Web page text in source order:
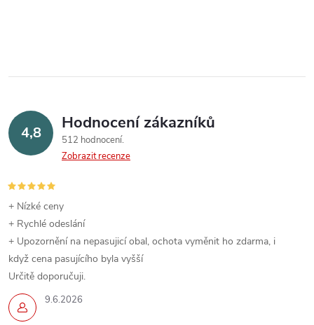
4,8 Hodnocení zákazníků
512 hodnocení
Zobrazit recenze
9.6.2026
+ Nízké ceny
+ Rychlé odeslání
+ Upozornění na nepasujicí obal, ochota vyměnit ho zdarma, i
když cena pasujícího byla vyšší
Určitě doporučuji.